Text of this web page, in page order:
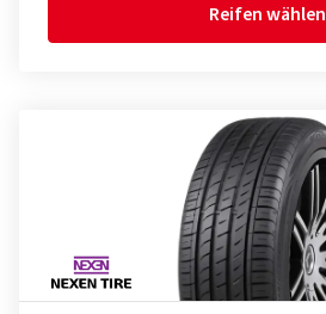
Reifen wählen